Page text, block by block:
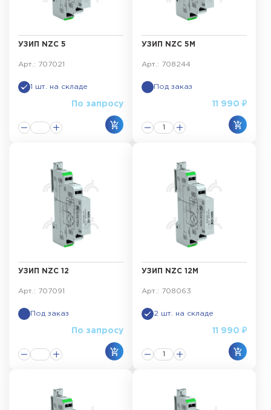
УЗИП NZC 5
Арт.: 707021
1 шт. на складе
По запросу
УЗИП NZC 5M
Арт.: 708244
Под заказ
11 990 ₽
УЗИП NZC 12
Арт.: 707091
Под заказ
По запросу
УЗИП NZC 12M
Арт.: 708063
2 шт. на складе
11 990 ₽